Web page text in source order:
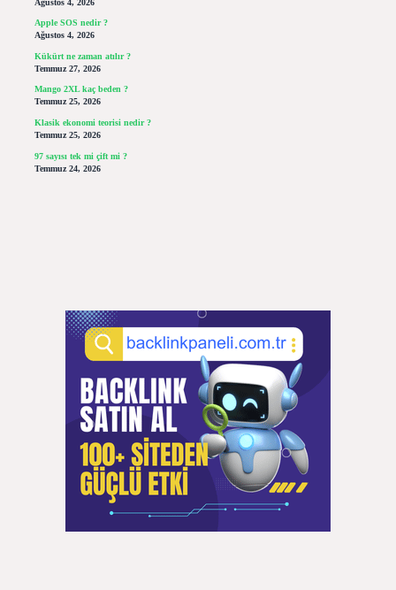
Apple SOS nedir ?
Ağustos 4, 2026
Kükürt ne zaman atılır ?
Temmuz 27, 2026
Mango 2XL kaç beden ?
Temmuz 25, 2026
Klasik ekonomi teorisi nedir ?
Temmuz 25, 2026
97 sayısı tek mi çift mi ?
Temmuz 24, 2026